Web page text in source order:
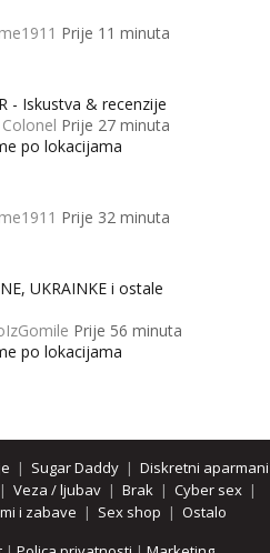
Prije 11 minuta
- Iskustva & recenzije
Prije 27 minuta
po lokacijama
Prije 32 minuta
UKRAINKE i ostale
Prije 56 minuta
po lokacijama
| Sugar Daddy| Diskretni aparmani
| Veza / ljubav | Brak | Cyber sex |
i zabave | Sex shop | Ostalo